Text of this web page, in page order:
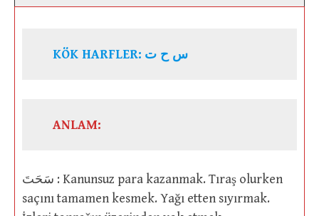
KÖK HARFLER: س ح ت
ANLAM:
سَحَتَ : Kanunsuz para kazanmak. Tıraş olurken
saçını tamamen kesmek. Yağı etten sıyırmak.